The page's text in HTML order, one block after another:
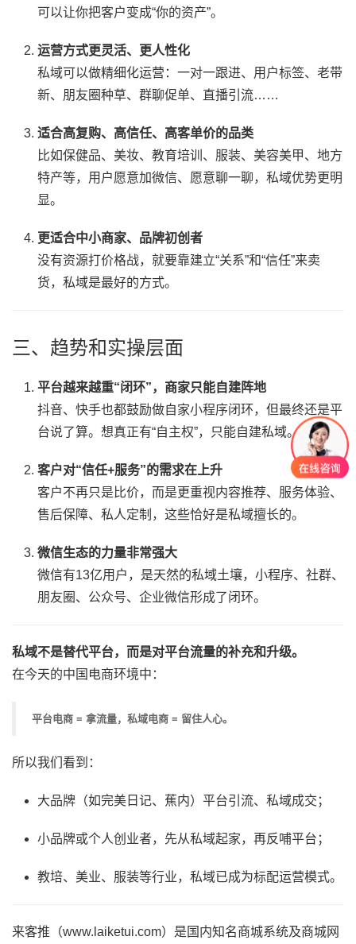
可以让你把客户变成“你的资产”。
运营方式更灵活、更人性化
私域可以做精细化运营：一对一跟进、用户标签、老带
新、朋友圈种草、群聊促单、直播引流……
适合高复购、高信任、高客单价的品类
比如保健品、美妆、教育培训、服装、美容美甲、地方
特产等，用户愿意加微信、愿意聊一聊，私域优势更明
显。
更适合中小商家、品牌初创者
没有资源打价格战，就要靠建立“关系”和“信任”来卖
货，私域是最好的方式。
三、趋势和实操层面
平台越来越重“闭环”，商家只能自建阵地
抖音、快手也都鼓励做自家小程序闭环，但最终还是平
台说了算。想真正有“自主权”，只能自建私域。
客户对“信任+服务”的需求在上升
客户不再只是比价，而是更重视内容推荐、服务体验、
售后保障、私人定制，这些恰好是私域擅长的。
微信生态的力量非常强大
微信有13亿用户，是天然的私域土壤，小程序、社群、
朋友圈、公众号、企业微信形成了闭环。
私域不是替代平台，而是对平台流量的补充和升级。
在今天的中国电商环境中：
平台电商 = 拿流量，私域电商 = 留住人心。
所以我们看到：
大品牌（如完美日记、蕉内）平台引流、私域成交；
小品牌或个人创业者，先从私域起家，再反哺平台；
教培、美业、服装等行业，私域已成为标配运营模式。
来客推（www.laiketui.com）是国内知名商城系统及商城网